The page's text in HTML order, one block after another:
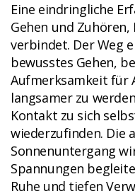
Eine eindringliche
Gehen und Zuhören,
verbindet. Der Weg
bewusstes Gehen,
Aufmerksamkeit für
langsamer zu
Kontakt zu sich
wiederzufinden. Die
Sonnenuntergang
Spannungen
Ruhe und tiefen